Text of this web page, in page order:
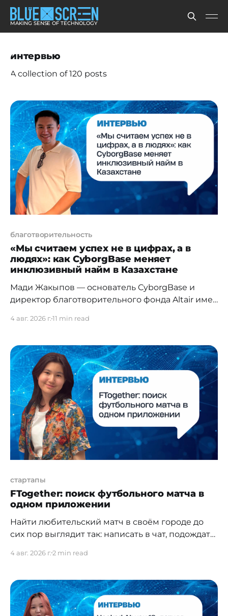
MAKING SENSE OF TECHNOLOGY
интервью
A collection of 120 posts
благотворительность
«Мы считаем успех не в цифрах, а в
людях»: как CyborgBase меняет
инклюзивный найм в Казахстане
Мади Жакыпов — основатель CyborgBase и
директор благотворительного фонда Altair име
делает наём человечнее, и о том, почему
первых пользователей передовых технологий
он называет киборгами. Мади,
CyborgBase сегодня — это уже не просто
технологический стартап,
4 авг. 2026 г.11 min read
стартапы
FTogether: поиск футбольного матча в
одном приложении
Найти любительский матч в своём городе до
сих пор выглядит так: написать в чат, подождать
Мариям Калмурзаева решила, что так быть не
который хочет сделать поиск футбольного
матча таким же простым, как вызов такси. Пока
MVP, первый матч организовали вручную — но
4 авг. 2026 г.2 min read